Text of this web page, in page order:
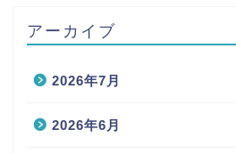
アーカイブ
2026年7月
2026年6月